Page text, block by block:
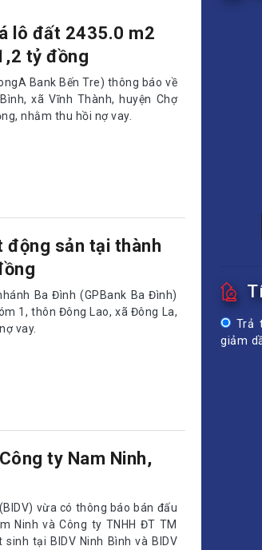
lô đất 2435.0 m2
tỷ đồng
Bank Bến Tre) thông báo về
xã Vĩnh Thành, huyện Chợ
nhằm thu hồi nợ vay.
động sản tại thành
Ba Đình (GPBank Ba Đình)
1, thôn Đông Lao, xã Đông La,
vay.
ty Nam Ninh,
vừa có thông báo bán đấu
Ninh và Công ty TNHH ĐT TM
tại BIDV Ninh Bình và BIDV
Trả
giảm